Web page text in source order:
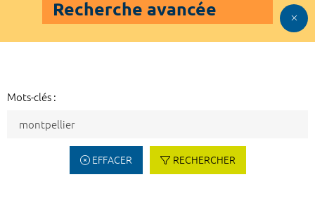
Recherche avancée
Mots-clés :
EFFACER RECHERCHER